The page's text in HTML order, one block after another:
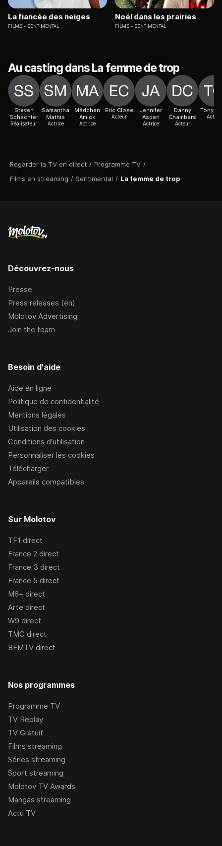
Regarder la TV en direct / Programme TV /
Films en streaming / Sentimental / La femme de trop
La fiancée des neiges
FILMS SENTIMENTAL
Noël dans les prairies
FILMS SENTIMENTAL
Au casting dans La femme de trop
Steven
Schachter
Réalisateur
Samantha
Mathis
Actrice
Mädchen
Amick
Actrice
Eric Close
Acteur
Jennifer
Aspen
Actrice
Danny
Chambers
Acteur
Tony
Acteur
Découvrez-nous
Presse
Press releases (en)
Molotov Advertising
Join the team
Besoin d'aide
Aide en ligne
Politique de confidentialité
Mentions légales
Utilisation des cookies
Conditions d’utilisation
Personnaliser les cookies
Télécharger
Appareils compatibles
Sur Molotov
TF1 direct
France 2 direct
France 3 direct
France 5 direct
M6+ direct
Arte direct
W9 direct
TMC direct
BFMTV direct
Nos programmes
Programme TV
TV Replay
TV Gratuit
Films streaming
Séries streaming
Sport streaming
Molotov TV Awards
Mangas streaming
Actu TV